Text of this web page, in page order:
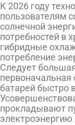
К 2026 году
пользователям
солнечной
потребностей в
гибридные
потребление
Следует
первоначальная
батарей быстро
прокладывают
электроэнергию